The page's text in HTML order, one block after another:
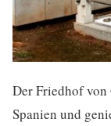
Der Friedhof von
Spanien und